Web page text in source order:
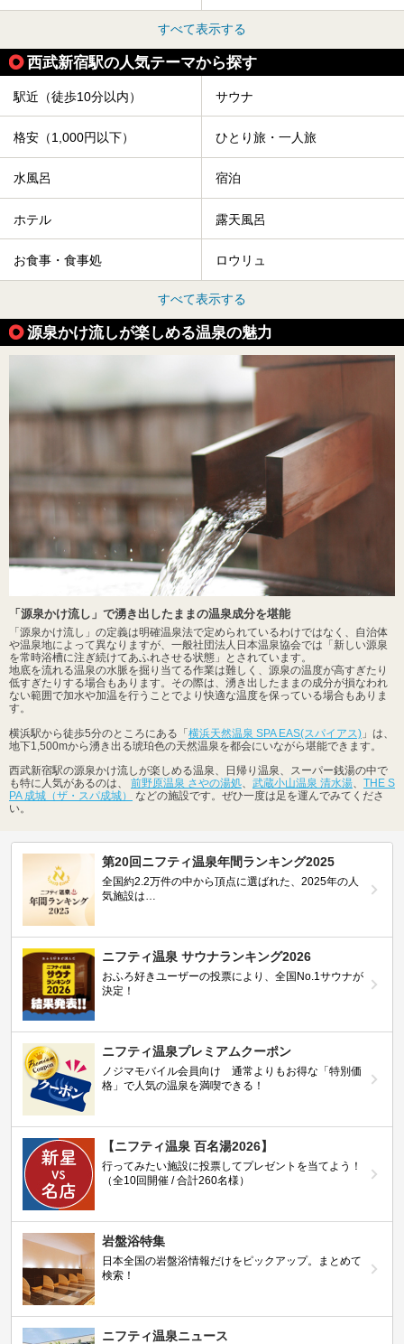
すべて表示する
西武新宿駅の人気テーマから探す
駅近（徒歩10分以内） サウナ
格安（1,000円以下） ひとり旅・一人旅
水風呂 宿泊
ホテル 露天風呂
お食事・食事処 ロウリュ
すべて表示する
源泉かけ流しが楽しめる温泉の魅力
「源泉かけ流し」で湧き出したままの温泉成分を堪能
「源泉かけ流し」の定義は明確温泉法で定められているわけではなく、自治体
や温泉地によって異なりますが、一般社団法人日本温泉協会では「新しい源泉
を常時浴槽に注ぎ続けてあふれさせる状態」とされています。
地底を流れる温泉の水脈を掘り当てる作業は難しく、源泉の温度が高すぎたり
低すぎたりする場合もあります。その際は、湧き出したままの成分が損なわれ
ない範囲で加水や加温を行うことでより快適な温度を保っている場合もありま
す。
横浜駅から徒歩5分のところにある「 横浜天然温泉 SPA EAS(スパイアス) 」は、
地下1,500mから湧き出る琥珀色の天然温泉を都会にいながら堪能できます。
西武新宿駅の源泉かけ流しが楽しめる温泉、日帰り温泉、スーパー銭湯の中で
も特に人気があるのは、 前野原温泉 さやの湯処、 武蔵小山温泉 清水湯、 THE S
PA 成城（ザ・スパ成城）
などの施設です。ぜひ一度は足を運んでみてくださ
い。
第20回ニフティ温泉年間ランキング2025
全国約2.2万件の中から頂点に選ばれた、2025年の人
気施設は…
ニフティ温泉 サウナランキング2026
おふろ好きユーザーの投票により、全国No.1サウナが
決定！
ニフティ温泉プレミアムクーポン
ノジマモバイル会員向け 通常よりもお得な「特別価
格」で人気の温泉を満喫できる！
【ニフティ温泉 百名湯2026】
行ってみたい施設に投票してプレゼントを当てよう！
（全10回開催 / 合計260名様）
岩盤浴特集
日本全国の岩盤浴情報だけをピックアップ。まとめて
検索！
ニフティ温泉ニュース